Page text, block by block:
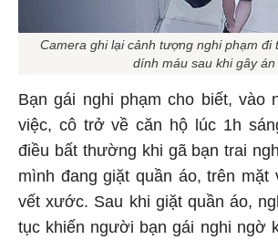
Camera ghi lại cảnh tượng nghi phạm đi
dính máu sau khi gây án
Bạn gái nghi phạm cho biết, vào
việc, cô trở về căn hộ lúc 1h
điều bất thường khi gã bạn trai
mình đang giặt quần áo, trên mặt
vết xước. Sau khi giặt quần áo,
tục khiến người bạn gái nghi ngờ